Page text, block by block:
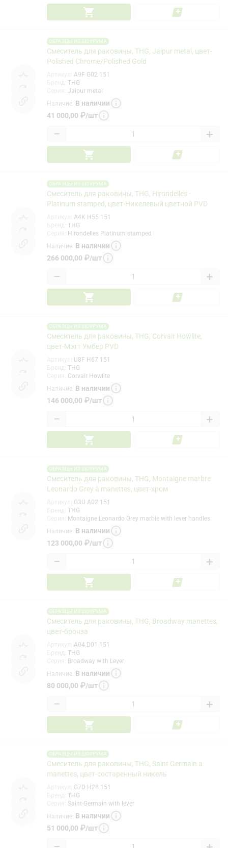
ОБРАЗЦЫ ИЗ ШОУРУМА
Смеситель для раковины, THG, Jaipur metal, цвет-
Polished Chrome/Polished Gold
A9F G02 151
THG
Jaipur metal
Наличие: В наличии
41 000,00 ₽/шт
− +
ОБРАЗЦЫ ИЗ ШОУРУМА
Смеситель для раковины, THG, Hirondelles -
Platinum stamped, цвет-Никелевый цветной PVD
A4K H55 151
THG
Hirondelles Platinum stamped
Наличие: В наличии
266 000,00 ₽/шт
− +
ОБРАЗЦЫ ИЗ ШОУРУМА
Смеситель для раковины, THG, Corvair Howlite,
цвет-Мэтт Умбер PVD
U8F H67 151
THG
Corvair Howlite
Наличие: В наличии
146 000,00 ₽/шт
− +
ОБРАЗЦЫ ИЗ ШОУРУМА
Смеситель для раковины, THG, Montaigne marbre
Leonardo Grey à manettes, цвет-хром
G3U A02 151
THG
Montaigne Leonardo Grey marble with lever handles
Наличие: В наличии
123 000,00 ₽/шт
− +
ОБРАЗЦЫ ИЗ ШОУРУМА
Смеситель для раковины, THG, Broadway manettes,
цвет-бронза
A04 D01 151
THG
Broadway with Lever
Наличие: В наличии
80 000,00 ₽/шт
− +
ОБРАЗЦЫ ИЗ ШОУРУМА
Смеситель для раковины, THG, Saint Germain a
manettes, цвет-состаренный никель
G7D H28 151
THG
Saint-Germain with lever
Наличие: В наличии
51 000,00 ₽/шт